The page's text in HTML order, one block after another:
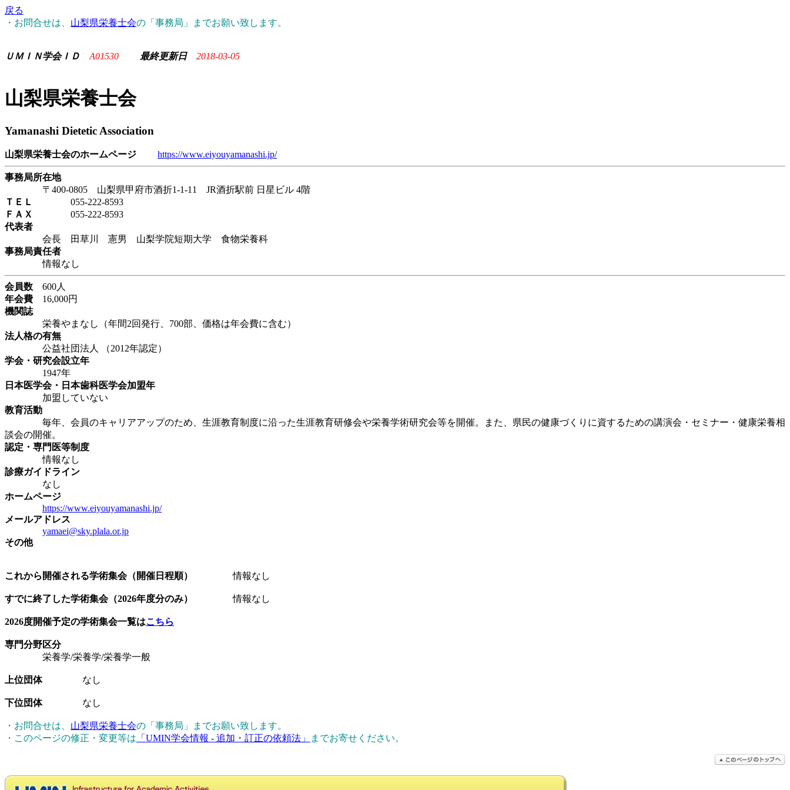
戻る
・お問合せは、 山梨県栄養士会の「事務局」までお願い致します。
ＵＭＩＮ学会ＩＤ A01530 最終更新日 2018-03-05
山梨県栄養士会
Yamanashi Dietetic Association
山梨県栄養士会のホームページ https://www.eiyouyamanashi.jp/
事務局所在地
〒400-0805 山梨県甲府市酒折1-1-11 JR酒折駅前 日星ビル 4階
ＴＥＬ
055-222-8593
ＦＡＸ
055-222-8593
代表者
会長 田草川 憲男 山梨学院短期大学 食物栄養科
事務局責任者
情報なし
会員数 600人
年会費 16,000円
機関誌
栄養やまなし（年間2回発行、700部、価格は年会費に含む）
法人格の有無
公益社団法人 （2012年認定）
学会・研究会設立年
1947年
日本医学会・日本歯科医学会加盟年
加盟していない
教育活動
毎年、会員のキャリアアップのため、生涯教育制度に沿った生涯教育研修会や栄養学術研究会等を開催。また、県民の健康づくりに資するための講演会・セミナー・健康栄養相
談会の開催。
認定・専門医等制度
情報なし
診療ガイドライン
なし
ホームページ
https://www.eiyouyamanashi.jp/
メールアドレス
yamaei@sky.plala.or.jp
その他
これから開催される学術集会（開催日程順） 情報なし
すでに終了した学術集会（2026年度分のみ） 情報なし
2026度開催予定の学術集会一覧はこちら
専門分野区分
栄養学/栄養学/栄養学一般
上位団体なし
下位団体なし
・お問合せは、 山梨県栄養士会の「事務局」までお願い致します。
・このページの修正・変更等は 「UMIN学会情報 - 追加・訂正の依頼法」 までお寄せください。